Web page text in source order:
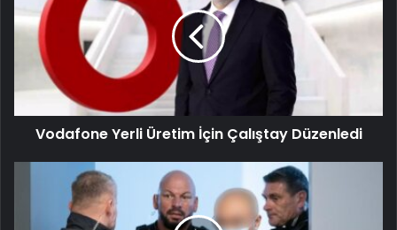
Vodafone Yerli Üretim İçin Çalıştay Düzenledi